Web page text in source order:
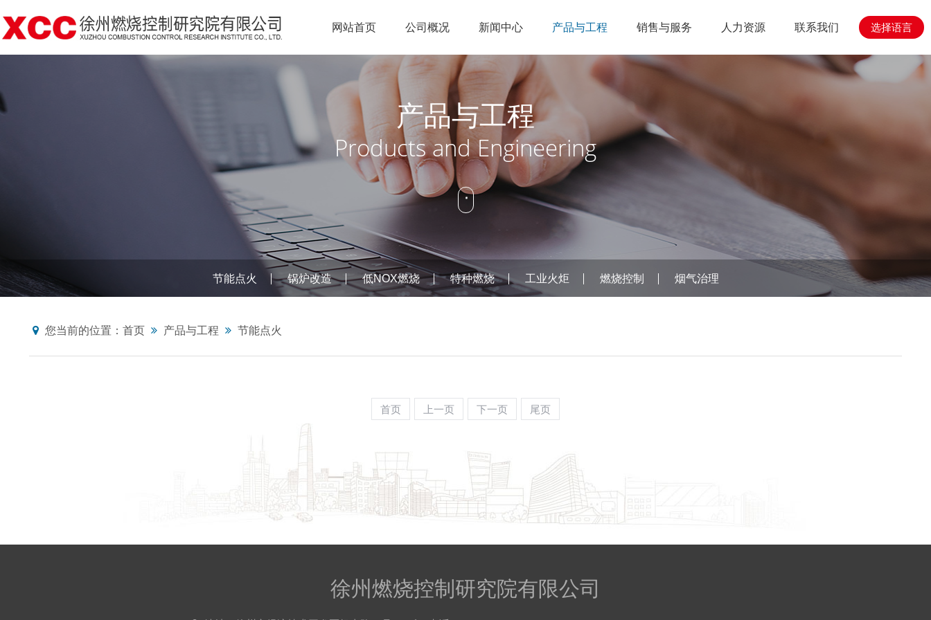
网站首页 公司概况
企业简介
科研实力
企业文化
资质荣誉
公司概况
新闻中心
公司新闻
行业资讯
新闻中心
产品与工程
节能点火
锅炉改造
低NOX燃烧
特种燃烧
工业火炬
燃烧控制
烟气治理
产品与工程
销售与服务
销售网络
人力资源
人才理念
联系我们 选择语言
产品与工程
Products and Engineering
节能点火 锅炉改造 低NOX燃烧 特种燃烧 工业火炬 燃烧控制 烟气治理
您当前的位置： 首页 产品与工程 节能点火
首页 上一页 下一页 尾页
徐州燃烧控制研究院有限公司